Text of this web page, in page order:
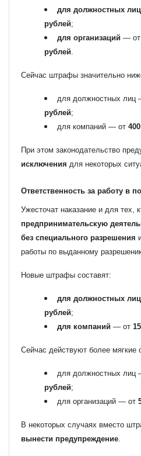
для должностных лиц
рублей;
для организаций — от
рублей
Сейчас штрафы значительно
для должностных лиц
рублей;
для компаний — от
При этом законодательство
исключения для некоторых
Ответственность за работу в
Ужесточат наказание и для тех,
предпринимательскую
без специального разрешения
работы по выданному
Новые штрафы составят:
для должностных лиц
рублей;
для компаний — от
Сейчас действуют более мягкие
для должностных лиц
рублей;
для организаций — от
В некоторых случаях вместо
вынести предупреждение